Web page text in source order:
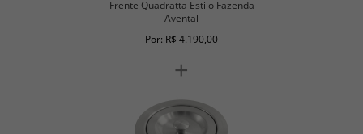
Frente Quadratta Estilo Fazenda
Avental
Por: R$ 4.190,00
+